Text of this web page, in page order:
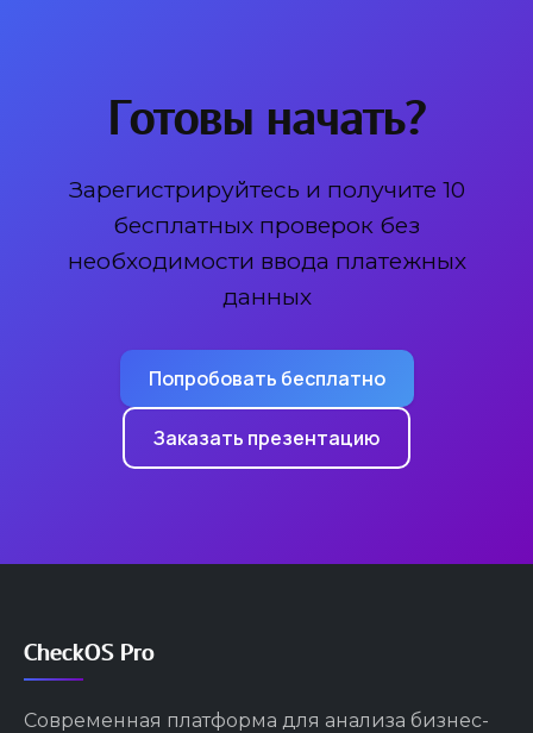
Готовы начать?
Зарегистрируйтесь и получите 10
бесплатных проверок без
необходимости ввода платежных
данных
Попробовать бесплатно
Заказать презентацию
CheckOS Pro
Современная платформа для анализа бизнес-